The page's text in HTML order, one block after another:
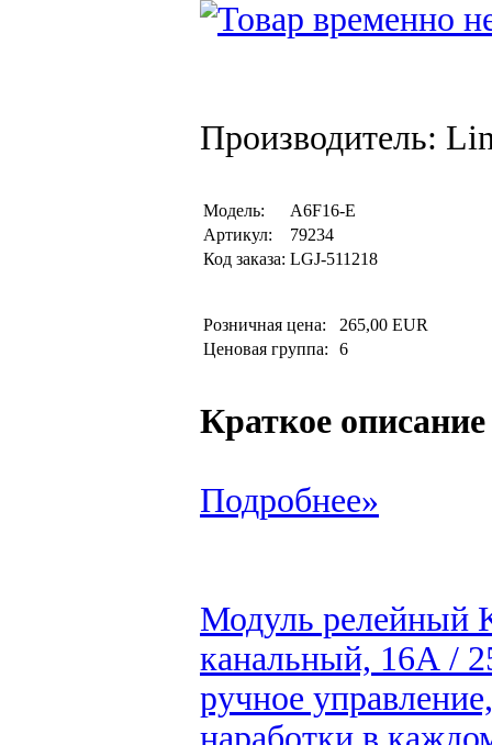
Производитель:
Модель:
A6F16-E
Артикул:
79234
Код заказа: LGJ-511218
Розничная цена:
265,00 EUR
Ценовая группа:
6
Краткое описание
Подробнее»
Модуль релейный
канальный, 16А /
ручное